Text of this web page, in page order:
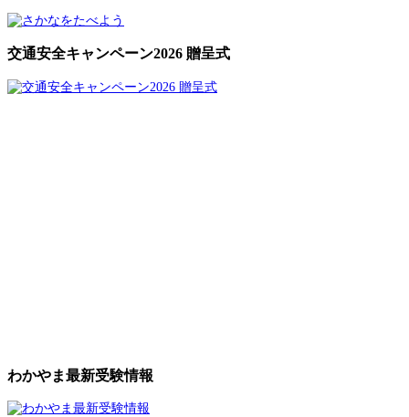
交通安全キャンペーン2026 贈呈式
わかやま最新受験情報